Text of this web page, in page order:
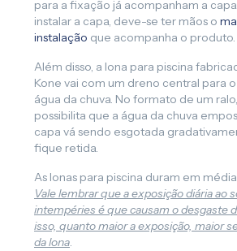
para a fixação já acompanham a
instalar a capa, deve-se ter mãos o
instalação que acompanha o produto.
Além disso, a lona para piscina
Kone vai com um dreno central para
água da chuva. No formato de um
possibilita que a água da chuva
capa vá sendo esgotada
fique retida.
As lonas para piscina duram em
Vale lembrar que a exposição diária ao
intempéries é que causam o desgaste
isso, quanto maior a exposição, maior
da lona.